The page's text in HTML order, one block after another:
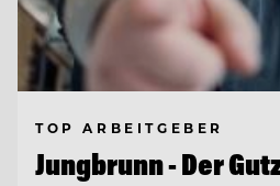
TOP ARBEITGEBER
Jungbrunn - Der